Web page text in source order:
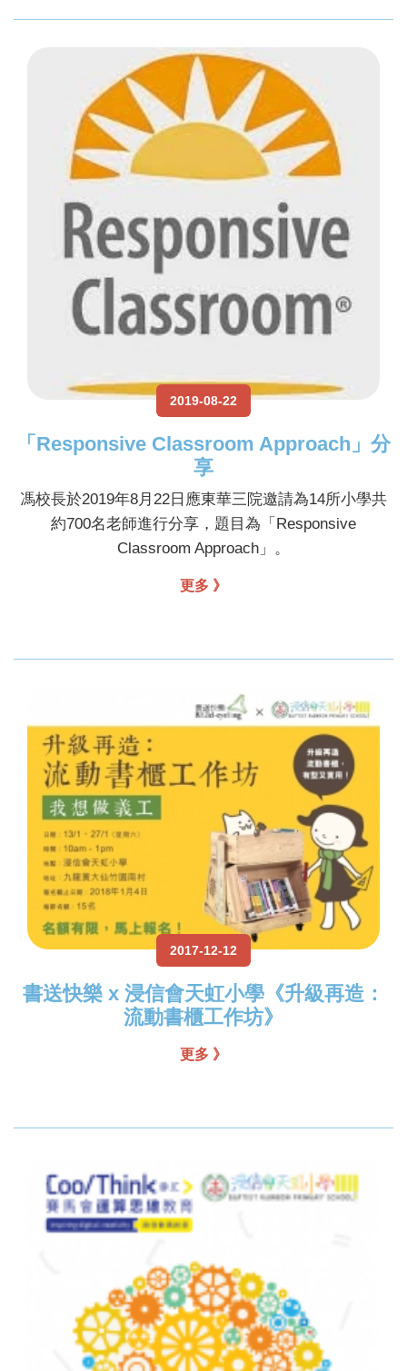
2019-08-22
「Responsive Classroom Approach」分
享
馮校長於2019年8月22日應東華三院邀請為14所小學共
約700名老師進行分享，題目為「Responsive
Classroom Approach」。
更多 》
2017-12-12
書送快樂 x 浸信會天虹小學《升級再造：
流動書櫃工作坊》
更多 》